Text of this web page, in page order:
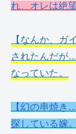
れ、オレは絶
【なんか、
されたんだが
なっていた。
【幻の串焼き
探している嫁